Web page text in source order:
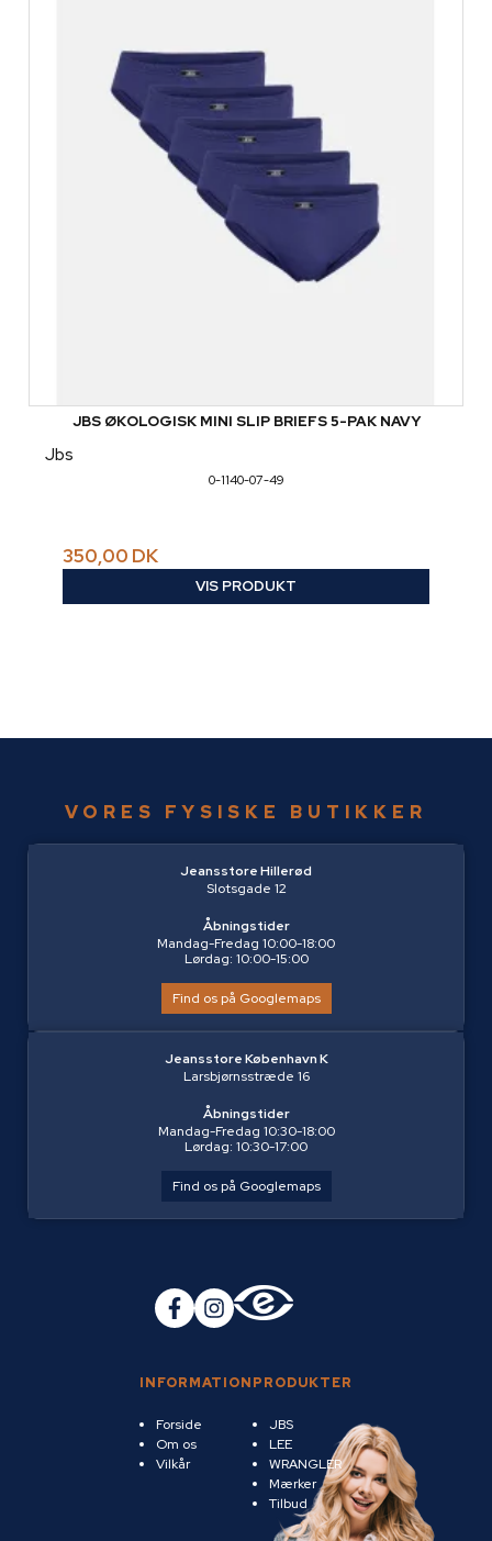
JBS ØKOLOGISK MINI SLIP BRIEFS 5-PAK NAVY
Jbs
0-1140-07-49
350,00 DK
VIS PRODUKT
VORES FYSISKE BUTIKKER
Jeansstore Hillerød
Slotsgade 12
Åbningstider
Mandag-Fredag 10:00-18:00
Lørdag: 10:00-15:00
Find os på Googlemaps
Jeansstore København K
Larsbjørnsstræde 16
Åbningstider
Mandag-Fredag 10:30-18:00
Lørdag: 10:30-17:00
Find os på Googlemaps
INFORMATION
Forside
Om os
Vilkår
PRODUKTER
JBS
LEE
WRANGLER
Mærker
Tilbud